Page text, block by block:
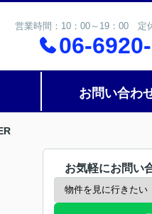
営業時間：10：00～19：00 定
06-
お問い合わ
お気軽にお問い